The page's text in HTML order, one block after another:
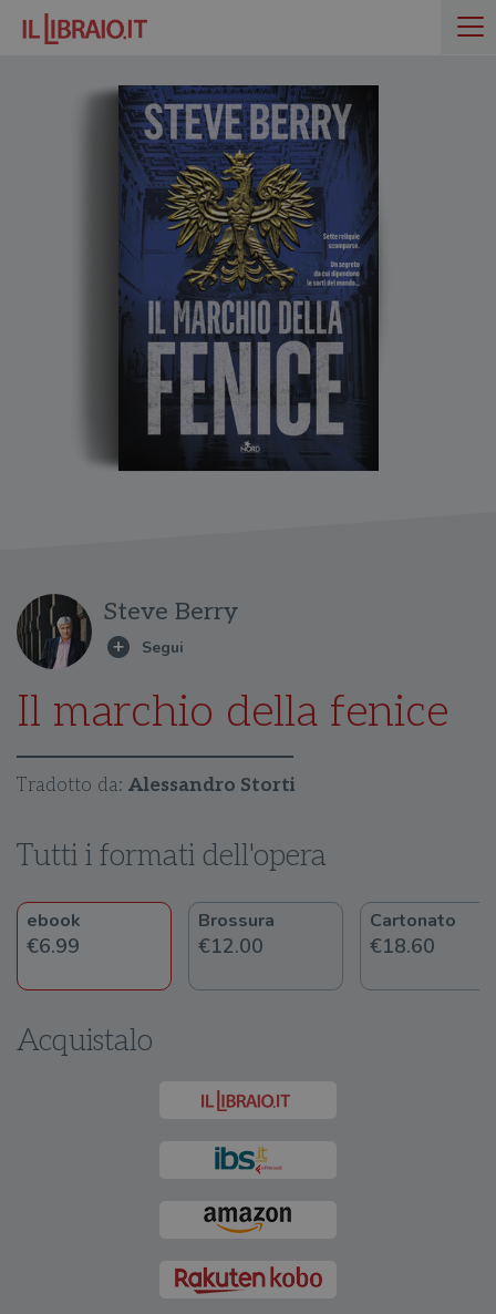
Steve Berry
Il marchio della fenice
Tradotto da: Alessandro Storti
Tutti i formati dell'opera
ebook
€6.99
Brossura
€12.00
Cartonato
€18.60
Acquistalo